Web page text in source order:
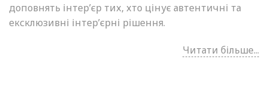
доповнять інтер’єр тих, хто цінує автентичні та
ексклюзивні інтер’єрні рішення.
Читати більше...